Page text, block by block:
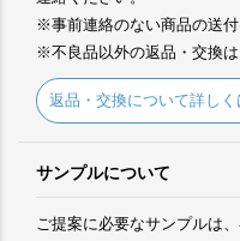
※事前連絡のない商品の送付
※不良品以外の返品・交換は
返品・交換について詳しく
サンプルについて
ご提案に必要なサンプルは